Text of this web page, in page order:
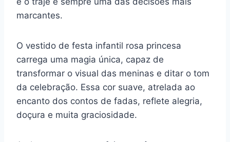
marcantes.
O vestido de festa infantil rosa princesa
carrega uma magia única, capaz de
transformar o visual das meninas e ditar o tom
da celebração. Essa cor suave, atrelada ao
encanto dos contos de fadas, reflete alegria,
doçura e muita graciosidade.